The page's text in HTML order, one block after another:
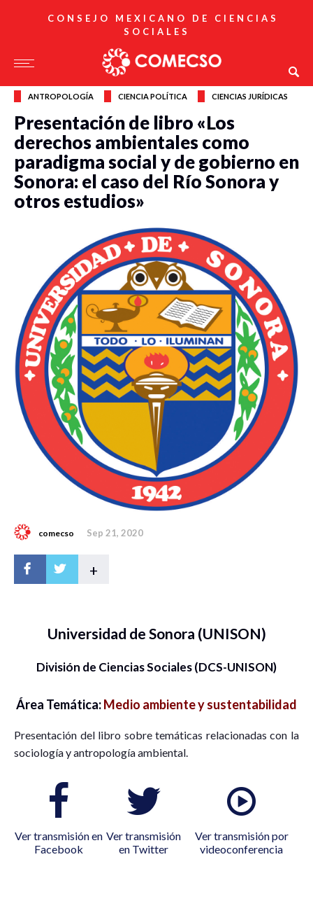
CONSEJO MEXICANO DE CIENCIAS
SOCIALES
ANTROPOLOGÍA CIENCIA POLÍTICA CIENCIAS JURÍDICAS
Presentación de libro «Los
derechos ambientales como
paradigma social y de gobierno en
Sonora: el caso del Río Sonora y
otros estudios»
comecso Sep 21, 2020
+
Universidad de Sonora (UNISON)
División de Ciencias Sociales (DCS-UNISON)
Área Temática:Medio ambiente y sustentabilidad
Presentación del libro sobre temáticas relacionadas con la
sociología y antropología ambiental.
Ver transmisión en
Facebook
Ver transmisión
en Twitter
Ver transmisión por
videoconferencia